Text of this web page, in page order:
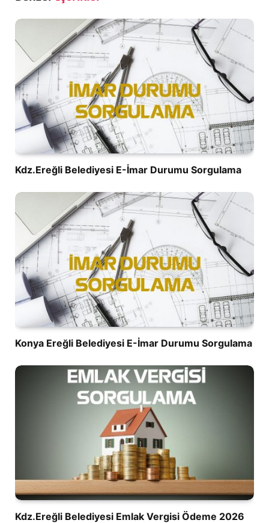
Kdz.Ereğli Belediyesi E-İmar Durumu Sorgulama
Konya Ereğli Belediyesi E-İmar Durumu Sorgulama
Kdz.Ereğli Belediyesi Emlak Vergisi Ödeme 2026